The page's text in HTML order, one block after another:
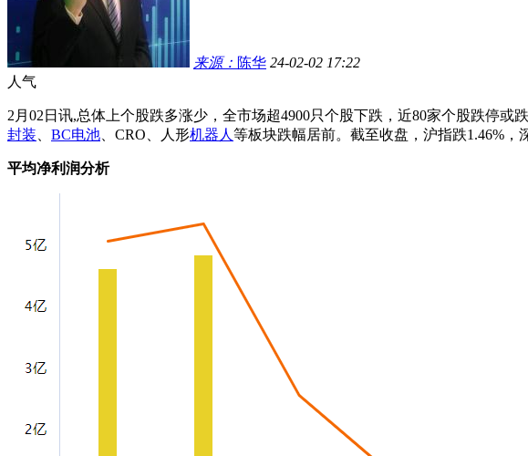
来源： 陈华 24-02-02 17:22
人气
2月02日讯,总体上个股跌多涨少，全市场超4900只个股下跌，近80家个股跌停或
封装
BC电池 、CRO、人形机器人 等板块跌幅居前。截至收盘，沪指跌1.46%，
平均净利润分析